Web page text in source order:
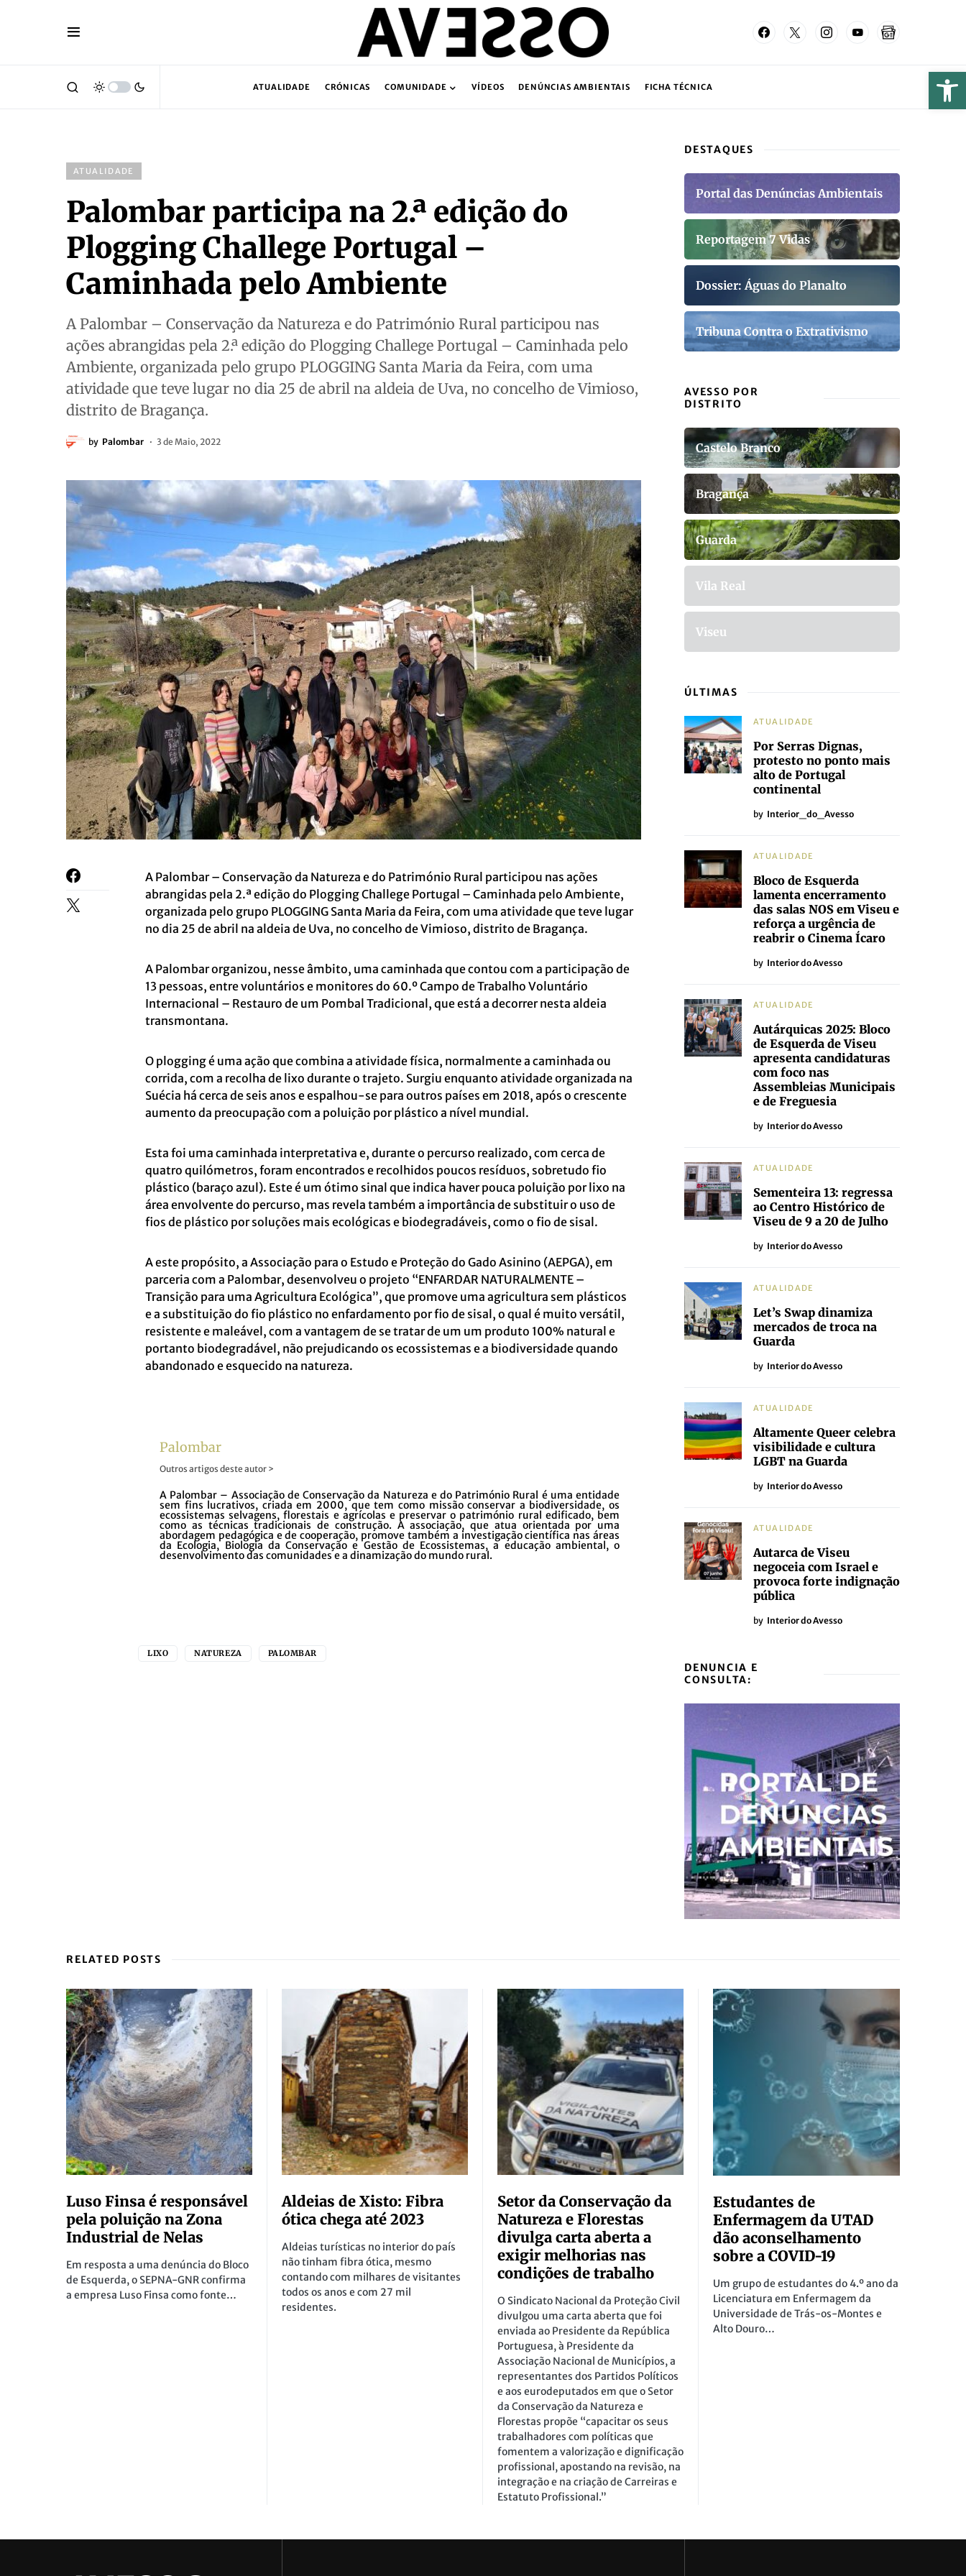
ATUALIDADE CRÓNICAS COMUNIDADE VÍDEOS DENÚNCIAS AMBIENTAIS FICHA TÉCNICA
ATUALIDADE
Palombar participa na 2.ª edição do
Plogging Challege Portugal –
Caminhada pelo Ambiente
A Palombar – Conservação da Natureza e do Património Rural participou nas
ações abrangidas pela 2.ª edição do Plogging Challege Portugal – Caminhada pelo
Ambiente, organizada pelo grupo PLOGGING Santa Maria da Feira, com uma
atividade que teve lugar no dia 25 de abril na aldeia de Uva, no concelho de Vimioso,
distrito de Bragança.
by Palombar 3 de Maio, 2022
A Palombar – Conservação da Natureza e do Património Rural participou nas ações
abrangidas pela 2.ª edição do Plogging Challege Portugal – Caminhada pelo Ambiente,
organizada pelo grupo PLOGGING Santa Maria da Feira, com uma atividade que teve lugar
no dia 25 de abril na aldeia de Uva, no concelho de Vimioso, distrito de Bragança.
A Palombar organizou, nesse âmbito, uma caminhada que contou com a participação de
13 pessoas, entre voluntários e monitores do 60.º Campo de Trabalho Voluntário
Internacional – Restauro de um Pombal Tradicional, que está a decorrer nesta aldeia
transmontana.
O plogging é uma ação que combina a atividade física, normalmente a caminhada ou
corrida, com a recolha de lixo durante o trajeto. Surgiu enquanto atividade organizada na
Suécia há cerca de seis anos e espalhou-se para outros países em 2018, após o crescente
aumento da preocupação com a poluição por plástico a nível mundial.
Esta foi uma caminhada interpretativa e, durante o percurso realizado, com cerca de
quatro quilómetros, foram encontrados e recolhidos poucos resíduos, sobretudo fio
plástico (baraço azul). Este é um ótimo sinal que indica haver pouca poluição por lixo na
área envolvente do percurso, mas revela também a importância de substituir o uso de
fios de plástico por soluções mais ecológicas e biodegradáveis, como o fio de sisal.
A este propósito, a Associação para o Estudo e Proteção do Gado Asinino (AEPGA), em
parceria com a Palombar, desenvolveu o projeto “ENFARDAR NATURALMENTE –
Transição para uma Agricultura Ecológica”, que promove uma agricultura sem plásticos
e a substituição do fio plástico no enfardamento por fio de sisal, o qual é muito versátil,
resistente e maleável, com a vantagem de se tratar de um um produto 100% natural e
portanto biodegradável, não prejudicando os ecossistemas e a biodiversidade quando
abandonado e esquecido na natureza.
Palombar
Outros artigos deste autor >
A Palombar – Associação de Conservação da Natureza e do Património Rural é uma entidade
sem fins lucrativos, criada em 2000, que tem como missão conservar a biodiversidade, os
ecossistemas selvagens, florestais e agrícolas e preservar o património rural edificado, bem
como as técnicas tradicionais de construção. A associação, que atua orientada por uma
abordagem pedagógica e de cooperação, promove também a investigação científica nas áreas
da Ecologia, Biologia da Conservação e Gestão de Ecossistemas, a educação ambiental, o
desenvolvimento das comunidades e a dinamização do mundo rural.
LIXO NATUREZA PALOMBAR
DESTAQUES
Portal das Denúncias Ambientais
Reportagem 7 Vidas
Dossier: Águas do Planalto
Tribuna Contra o Extrativismo
AVESSO POR
DISTRITO
Castelo Branco
Bragança
Guarda
Vila Real
Viseu
ÚLTIMAS
ATUALIDADE
Por Serras Dignas,
protesto no ponto mais
alto de Portugal
continental
by Interior_do_Avesso
ATUALIDADE
Bloco de Esquerda
lamenta encerramento
das salas NOS em Viseu e
reforça a urgência de
reabrir o Cinema Ícaro
by Interior do Avesso
ATUALIDADE
Autárquicas 2025: Bloco
de Esquerda de Viseu
apresenta candidaturas
com foco nas
Assembleias Municipais
e de Freguesia
by Interior do Avesso
ATUALIDADE
Sementeira 13: regressa
ao Centro Histórico de
Viseu de 9 a 20 de Julho
by Interior do Avesso
ATUALIDADE
Let’s Swap dinamiza
mercados de troca na
Guarda
by Interior do Avesso
ATUALIDADE
Altamente Queer celebra
visibilidade e cultura
LGBT na Guarda
by Interior do Avesso
ATUALIDADE
Autarca de Viseu
negoceia com Israel e
provoca forte indignação
pública
by Interior do Avesso
DENUNCIA E
CONSULTA:
RELATED POSTS
Luso Finsa é responsável
pela poluição na Zona
Industrial de Nelas
Em resposta a uma denúncia do Bloco
de Esquerda, o SEPNA-GNR confirma
a empresa Luso Finsa como fonte…
Aldeias de Xisto: Fibra
ótica chega até 2023
Aldeias turísticas no interior do país
não tinham fibra ótica, mesmo
contando com milhares de visitantes
todos os anos e com 27 mil
residentes.
Setor da Conservação da
Natureza e Florestas
divulga carta aberta a
exigir melhorias nas
condições de trabalho
O Sindicato Nacional da Proteção Civil
divulgou uma carta aberta que foi
enviada ao Presidente da República
Portuguesa, à Presidente da
Associação Nacional de Municípios, a
representantes dos Partidos Políticos
e aos eurodeputados em que o Setor
da Conservação da Natureza e
Florestas propõe “capacitar os seus
trabalhadores com políticas que
fomentem a valorização e dignificação
profissional, apostando na revisão, na
integração e na criação de Carreiras e
Estatuto Profissional.”
Estudantes de
Enfermagem da UTAD
dão aconselhamento
sobre a COVID-19
Um grupo de estudantes do 4.º ano da
Licenciatura em Enfermagem da
Universidade de Trás-os-Montes e
Alto Douro…